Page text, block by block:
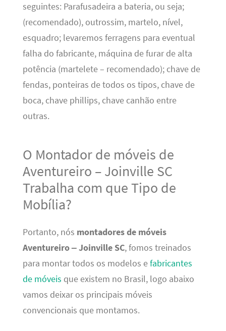
seguintes: Parafusadeira a bateria, ou seja;
(recomendado), outrossim, martelo, nível,
esquadro; levaremos ferragens para eventual
falha do fabricante, máquina de furar de alta
potência (martelete – recomendado); chave de
fendas, ponteiras de todos os tipos, chave de
boca, chave phillips, chave canhão entre
outras.
O Montador de móveis de
Aventureiro – Joinville SC
Trabalha com que Tipo de
Mobília?
Portanto, nós montadores de móveis
Aventureiro – Joinville SC, fomos treinados
para montar todos os modelos efabricantes
de móveis que existem no Brasil, logo abaixo
vamos deixar os principais móveis
convencionais que montamos.